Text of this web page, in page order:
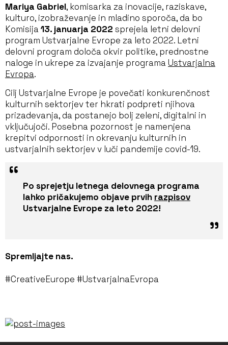
Mariya Gabriel, komisarka za inovacije, raziskave,
kulturo, izobraževanje in mladino sporoča, da bo
Komisija13. januarja 2022 sprejela letni delovni
program Ustvarjalne Evrope za leto 2022. Letni
delovni program določa okvir politike, prednostne
naloge in ukrepe za izvajanje programaUstvarjalna
Evropa.
Cilj Ustvarjalne Evrope je povečati konkurenčnost
kulturnih sektorjev ter hkrati podpreti njihova
prizadevanja, da postanejo bolj zeleni, digitalni in
vključujoči. Posebna pozornost je namenjena
krepitvi odpornosti in okrevanju kulturnih in
ustvarjalnih sektorjev v luči pandemije covid-19.
Po sprejetju letnega delovnega programa
lahko pričakujemo objave prvih razpisov
Ustvarjalne Evrope za leto 2022!
Spremljajte nas.
#CreativeEurope #UstvarjalnaEvropa